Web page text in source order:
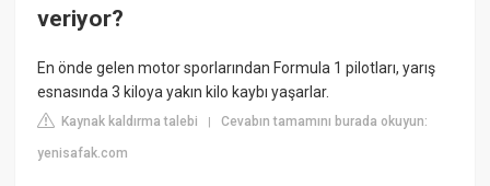
veriyor?
En önde gelen motor sporlarından Formula 1 pilotları, yarış
esnasında 3 kiloya yakın kilo kaybı yaşarlar.
Kaynak kaldırma talebi |Cevabın tamamını burada okuyun:
yenisafak.com